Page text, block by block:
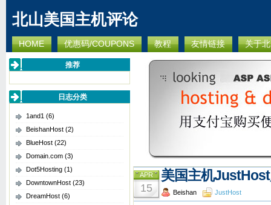
北山美国主机评论
HOME 优惠码/COUPONS 教程 友情链接 关于
推荐
日志分类
1and1 (6)
BeishanHost (2)
BlueHost (22)
Domain.com (3)
Dot5Hosting (1)
DowntownHost (23)
DreamHost (6)
APR
15
美国主机
Beishan JustHost